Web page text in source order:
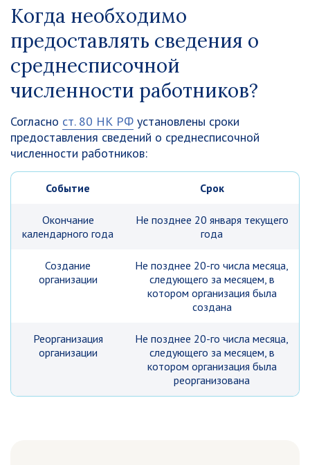
Когда необходимо
предоставлять сведения о
среднесписочной
численности работников?
Согласно ст. 80 НК РФ установлены сроки
предоставления сведений о среднесписочной
численности работников:
Событие Срок
Окончание
календарного года
Не позднее 20 января текущего
года
Создание
организации
Не позднее 20-го числа месяца,
следующего за месяцем, в
котором организация была
создана
Реорганизация
организации
Не позднее 20-го числа месяца,
следующего за месяцем, в
котором организация была
реорганизована